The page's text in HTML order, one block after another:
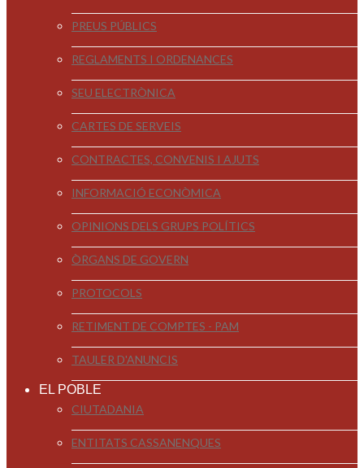
PREUS PÚBLICS
REGLAMENTS I ORDENANCES
SEU ELECTRÒNICA
CARTES DE SERVEIS
CONTRACTES, CONVENIS I AJUTS
INFORMACIÓ ECONÒMICA
OPINIONS DELS GRUPS POLÍTICS
ÒRGANS DE GOVERN
PROTOCOLS
RETIMENT DE COMPTES - PAM
TAULER D'ANUNCIS
EL POBLE
CIUTADANIA
ENTITATS CASSANENQUES